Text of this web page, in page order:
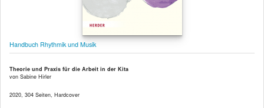
Handbuch Rhythmik und Musik
Theorie und Praxis für die Arbeit in der Kita
von Sabine Hirler
2020, 304 Seiten, Hardcover